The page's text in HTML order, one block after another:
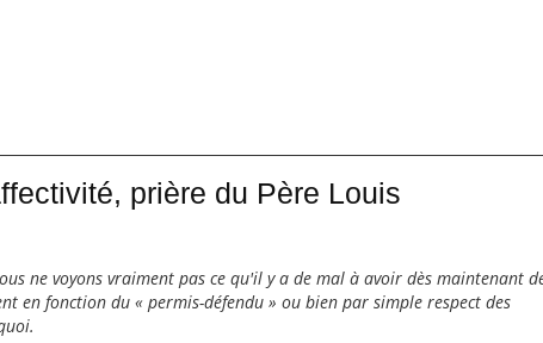
prière du Père Louis
ne voyons vraiment pas ce qu'il y a de mal à avoir dès maintenant
en fonction du « permis-défendu » ou bien par simple respect des